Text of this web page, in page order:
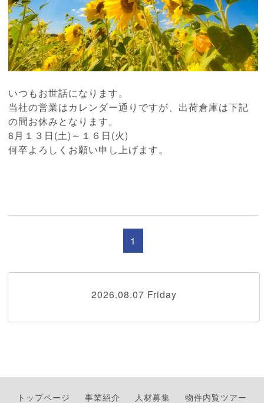
いつもお世話になります。
当社の営業はカレンダー通りですが、出荷倉庫は下記
の間お休みとなります。
8月１３日(土)～１６日(火)
何卒よろしくお願い申し上げます。
1
2026.08.07 Friday
トップページ 事業紹介 人材募集
物件内覧ツアー